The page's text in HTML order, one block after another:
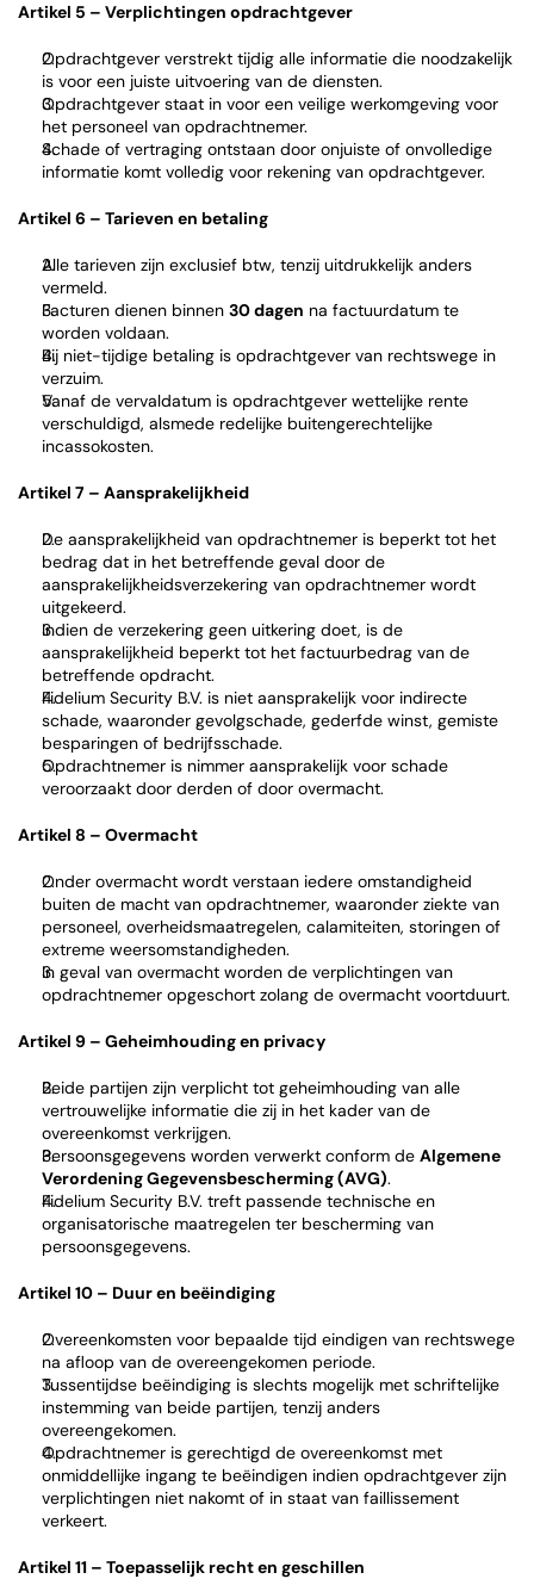
Artikel 5 – Verplichtingen opdrachtgever
Opdrachtgever verstrekt tijdig alle informatie die noodzakelijk
is voor een juiste uitvoering van de diensten.
Opdrachtgever staat in voor een veilige werkomgeving voor
het personeel van opdrachtnemer.
Schade of vertraging ontstaan door onjuiste of onvolledige
informatie komt volledig voor rekening van opdrachtgever.
Artikel 6 – Tarieven en betaling
Alle tarieven zijn exclusief btw, tenzij uitdrukkelijk anders
vermeld.
Facturen dienen binnen 30 dagen na factuurdatum te
worden voldaan.
Bij niet-tijdige betaling is opdrachtgever van rechtswege in
verzuim.
Vanaf de vervaldatum is opdrachtgever wettelijke rente
verschuldigd, alsmede redelijke buitengerechtelijke
incassokosten.
Artikel 7 – Aansprakelijkheid
De aansprakelijkheid van opdrachtnemer is beperkt tot het
bedrag dat in het betreffende geval door de
aansprakelijkheidsverzekering van opdrachtnemer wordt
uitgekeerd.
Indien de verzekering geen uitkering doet, is de
aansprakelijkheid beperkt tot het factuurbedrag van de
betreffende opdracht.
Fidelium Security B.V. is niet aansprakelijk voor indirecte
schade, waaronder gevolgschade, gederfde winst, gemiste
besparingen of bedrijfsschade.
Opdrachtnemer is nimmer aansprakelijk voor schade
veroorzaakt door derden of door overmacht.
Artikel 8 – Overmacht
Onder overmacht wordt verstaan iedere omstandigheid
buiten de macht van opdrachtnemer, waaronder ziekte van
personeel, overheidsmaatregelen, calamiteiten, storingen of
extreme weersomstandigheden.
In geval van overmacht worden de verplichtingen van
opdrachtnemer opgeschort zolang de overmacht voortduurt.
Artikel 9 – Geheimhouding en privacy
Beide partijen zijn verplicht tot geheimhouding van alle
vertrouwelijke informatie die zij in het kader van de
overeenkomst verkrijgen.
Persoonsgegevens worden verwerkt conform de Algemene
Verordening Gegevensbescherming (AVG).
Fidelium Security B.V. treft passende technische en
organisatorische maatregelen ter bescherming van
persoonsgegevens.
Artikel 10 – Duur en beëindiging
Overeenkomsten voor bepaalde tijd eindigen van rechtswege
na afloop van de overeengekomen periode.
Tussentijdse beëindiging is slechts mogelijk met schriftelijke
instemming van beide partijen, tenzij anders
overeengekomen.
Opdrachtnemer is gerechtigd de overeenkomst met
onmiddellijke ingang te beëindigen indien opdrachtgever zijn
verplichtingen niet nakomt of in staat van faillissement
verkeert.
Artikel 11 – Toepasselijk recht en geschillen